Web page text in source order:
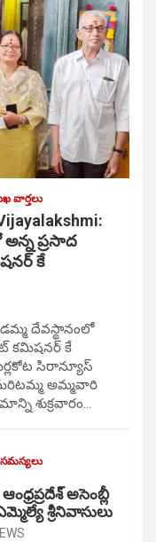
వార్తలు
ప్రసాద
కే
దేవస్థానంలో
కమిషనర్ కే
సిరాన్యూస్
మరిటమ్మ అమ్మవారి
శుక్రవారం…
అసెంబ్లీ
శ్రీనివాసులు